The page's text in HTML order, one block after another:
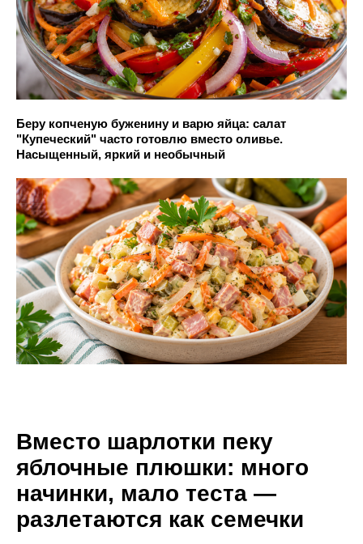
Беру копченую буженину и варю яйца: салат
"Купеческий" часто готовлю вместо оливье.
Насыщенный, яркий и необычный
Вместо шарлотки пеку
яблочные плюшки: много
начинки, мало теста —
разлетаются как семечки